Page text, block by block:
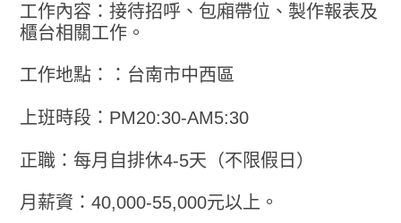
工作內容：接待招呼、包廂帶位、製作報表及
櫃台相關工作。
工作地點：：台南市中西區
上班時段：PM20:30-AM5:30
正職：每月自排休4-5天（不限假日）
月薪資：40,000-55,000元以上。